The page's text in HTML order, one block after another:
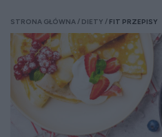
STRONA GŁÓWNA DIETY FIT PRZEPISY